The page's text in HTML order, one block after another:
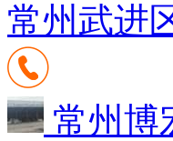
常州武进
常州博